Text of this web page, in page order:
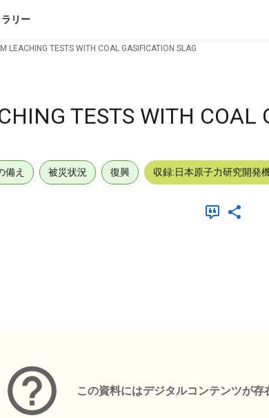
リー
LEACHING TESTS WITH COAL GASIFICATION SLAG
TESTS WITH COAL
備え 被災状況 復興 収録:日本原子力研究開発
この資料にはデジタルコンテンツが存